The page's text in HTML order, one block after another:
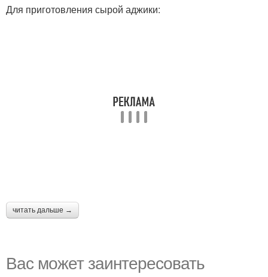
Для приготовления сырой аджики:
читать дальше →
Вас может заинтересовать